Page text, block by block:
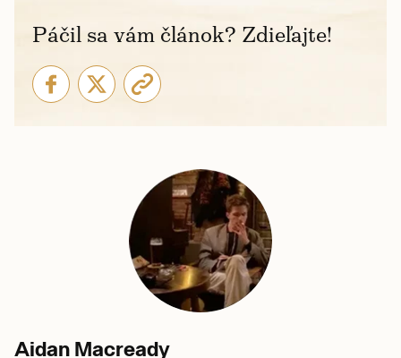
Páčil sa vám článok? Zdieľajte!
Aidan Macready